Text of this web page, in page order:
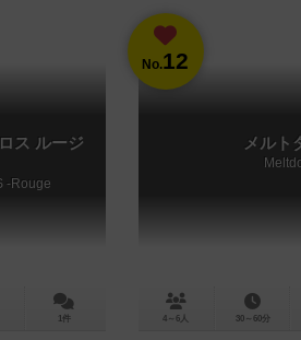
ス ルージ
-Rouge
1件
No.12
メルト
4～6人 30～60分